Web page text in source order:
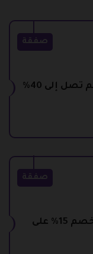
صفقة
كود خصم سناف 2026 بنسبة خصم تصل إلى 40%
صفقة
كود خصم سناف ملك الحارثي بخصم 15% على